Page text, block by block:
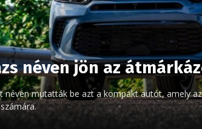
néven jön az
néven mutatták be azt a kompakt autót, amely